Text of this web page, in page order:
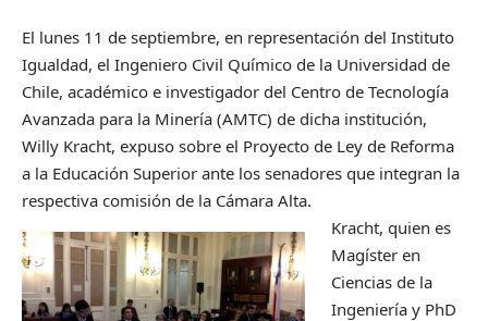
El lunes 11 de septiembre, en representación del Instituto
Igualdad, el Ingeniero Civil Químico de la Universidad de
Chile, académico e investigador del Centro de Tecnología
Avanzada para la Minería (AMTC) de dicha institución,
Willy Kracht, expuso sobre el Proyecto de Ley de Reforma
a la Educación Superior ante los senadores que integran la
respectiva comisión de la Cámara Alta.
Kracht, quien es
Magíster en
Ciencias de la
Ingeniería y PhD